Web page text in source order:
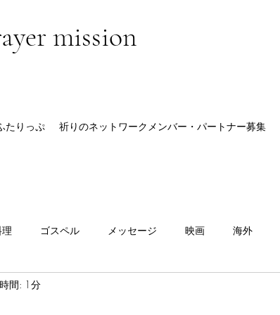
mission
たりっぷ 祈りのネットワークメンバー・パートナー募集
ゴスペル メッセージ 映画 海外
間: 1分